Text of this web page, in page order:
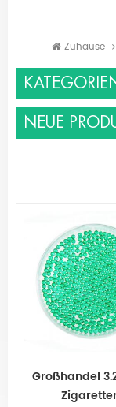
Zuhause
NEUE
Großhandel